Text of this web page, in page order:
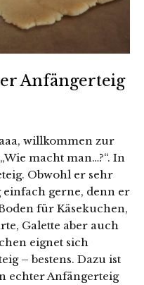
Anfängerteig
willkommen zur
macht man…?“. In
Obwohl er sehr
einfach gerne, denn er
für Käsekuchen,
Galette aber auch
eignet sich
– bestens. Dazu ist
echter Anfängerteig